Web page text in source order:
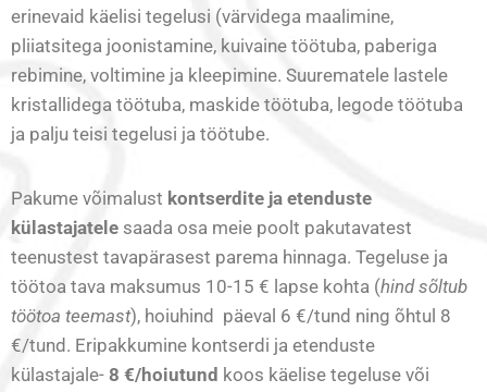
erinevaid käelisi tegelusi (värvidega maalimine,
pliiatsitega joonistamine, kuivaine töötuba, paberiga
rebimine, voltimine ja kleepimine. Suurematele lastele
kristallidega töötuba, maskide töötuba, legode töötuba
ja palju teisi tegelusi ja töötube.
Pakume võimalust kontserdite ja etenduste
külastajatele saada osa meie poolt pakutavatest
teenustest tavapärasest parema hinnaga. Tegeluse ja
töötoa tava maksumus 10-15 € lapse kohta (hind sõltub
töötoa teemast), hoiuhind päeval 6 €/tund ning õhtul 8
€/tund. Eripakkumine kontserdi ja etenduste
külastajale- 8 €/hoiutund koos käelise tegeluse või